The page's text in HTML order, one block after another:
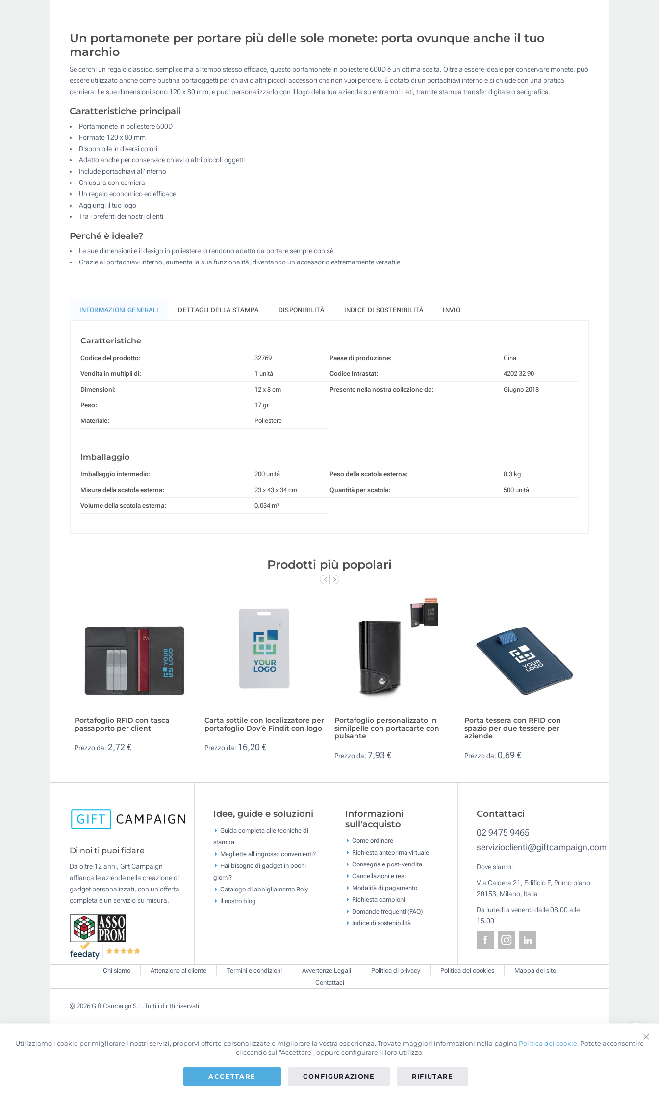
Senza stampa
Aggiorna
Un portamonete per portare più delle sole monete: porta ovunque anche il tuo
marchio
Se cerchi un regalo classico, semplice ma al tempo stesso efficace, questo portamonete in poliestere 600D è un'ottima scelta. Oltre a essere ideale per conservare monete, può
essere utilizzato anche come bustina portaoggetti per chiavi o altri piccoli accessori che non vuoi perdere. È dotato di un portachiavi interno e si chiude con una pratica
cerniera. Le sue dimensioni sono 120 x 80 mm, e puoi personalizzarlo con il logo della tua azienda su entrambi i lati, tramite stampa transfer digitale o serigrafica.
Caratteristiche principali
Portamonete in poliestere 600D
Formato 120 x 80 mm
Disponibile in diversi colori
Adatto anche per conservare chiavi o altri piccoli oggetti
Include portachiavi all'interno
Chiusura con cerniera
Un regalo economico ed efficace
Aggiungi il tuo logo
Tra i preferiti dei nostri clienti
Perché è ideale?
Le sue dimensioni e il design in poliestere lo rendono adatto da portare sempre con sé.
Grazie al portachiavi interno, aumenta la sua funzionalità, diventando un accessorio estremamente versatile.
INFORMAZIONI GENERALI DETTAGLI DELLA STAMPA DISPONIBILITÀ INDICE DI SOSTENIBILITÀ INVIO
Caratteristiche
Codice del prodotto: 32769
Vendita in multipli di: 1 unità
Dimensioni: 12 x 8 cm
Peso: 17 gr
Materiale: Poliestere
Paese di produzione: Cina
Codice Intrastat: 4202 32 90
Presente nella nostra collezione da: Giugno 2018
Imballaggio
Imballaggio intermedio: 200 unità
Misure della scatola esterna: 23 x 43 x 34 cm
Volume della scatola esterna: 0.034 m³
Peso della scatola esterna: 8.3 kg
Quantità per scatola: 500 unità
Prodotti più popolari
Portafoglio RFID con tasca
passaporto per clienti
Prezzo da: 2,72 €
Carta sottile con localizzatore per
portafoglio Dov’è Findit con logo
Prezzo da: 16,20 €
Portafoglio personalizzato in
similpelle con portacarte con
pulsante
Prezzo da: 7,93 €
Porta tessera con RFID con
spazio per due tessere per
aziende
Prezzo da: 0,69 €
Di noi ti puoi fidare
Da oltre 12 anni, Gift Campaign
affianca le aziende nella creazione di
gadget personalizzati, con un'offerta
completa e un servizio su misura.
Idee, guide e soluzioni
Guida completa alle tecniche di
stampa
Magliette all'ingrosso convenienti?
Hai bisogno di gadget in pochi
giorni?
Catalogo di abbigliamento Roly
Il nostro blog
Informazioni
sull'acquisto
Come ordinare
Richiesta anteprima virtuale
Consegna e post-vendita
Cancellazioni e resi
Modalità di pagamento
Richiesta campioni
Domande frequenti (FAQ)
Indice di sostenibilità
Contattaci
02 9475 9465
servizioclienti@giftcampaign.com
Dove siamo:
Via Caldera 21, Edificio F, Primo piano
20153, Milano, Italia
Da lunedì a venerdì dalle 08.00 alle
15.00
Chi siamo Attenzione al cliente Termini e condizioni Avvertenze Legali Politica di privacy Politica dei cookies
Mappa del sito
Contattaci
© 2026 Gift Campaign S.L. Tutti i diritti riservati.
Utilizziamo i cookie per migliorare i nostri servizi, proporvi offerte personalizzate e migliorare la vostra esperienza. Trovate maggiori informazioni nella pagina Politica dei cookie. Potete acconsentire
cliccando sul "Accettare", oppure configurare il loro utilizzo.
ACCETTARE CONFIGURAZIONE RIFIUTARE